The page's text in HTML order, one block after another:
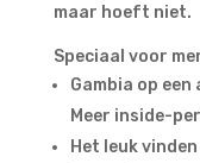
maar hoeft niet.
Speciaal voor
Gambia op
Meer inside-
Het leuk